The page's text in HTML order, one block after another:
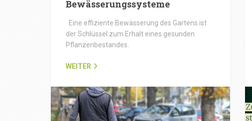
Bewässerungssysteme
Eine effiziente Bewässerung des Gartens ist
der Schlüssel zum Erhalt eines gesunden
Pflanzenbestandes.
WEITER